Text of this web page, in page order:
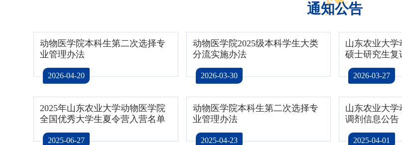
通知公告
动物医学院本科生第二次选择专
业管理办法
2026-04-20
动物医学院2025级本科学生大类
分流实施办法
2026-03-30
山东农业大学
硕士研究生复
2026-03-27
2025年山东农业大学动物医学院
全国优秀大学生夏令营入营名单
2025-06-27
动物医学院本科生第二次选择专
业管理办法
2025-04-23
山东农业大学
调剂信息公告
2025-04-01